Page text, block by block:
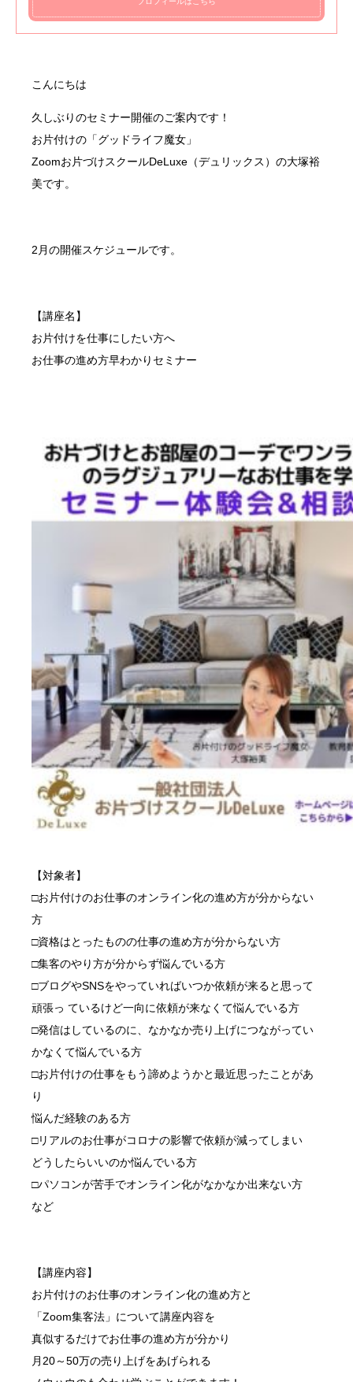
こんにちは
久しぶりのセミナー開催のご案内です！
お片付けの「グッドライフ魔女」
Zoomお片づけスクールDeLuxe（デュリックス）の大塚裕
美です。
2月の開催スケジュールです。
【講座名】
お片付けを仕事にしたい方へ
お仕事の進め方早わかりセミナー
【対象者】
□お片付けのお仕事のオンライン化の進め方が分からない
方
□資格はとったものの仕事の進め方が分からない方
□集客のやり方が分からず悩んでいる方
□ブログやSNSをやっていればいつか依頼が来ると思って
頑張っ ているけど一向に依頼が来なくて悩んでいる方
□発信はしているのに、なかなか売り上げにつながってい
かなくて悩んでいる方
□お片付けの仕事をもう諦めようかと最近思ったことがあ
り
悩んだ経験のある方
□リアルのお仕事がコロナの影響で依頼が減ってしまい
どうしたらいいのか悩んでいる方
□パソコンが苦手でオンライン化がなかなか出来ない方
など
【講座内容】
お片付けのお仕事のオンライン化の進め方と
「Zoom集客法」について講座内容を
真似するだけでお仕事の進め方が分かり
月20～50万の売り上げをあげられる